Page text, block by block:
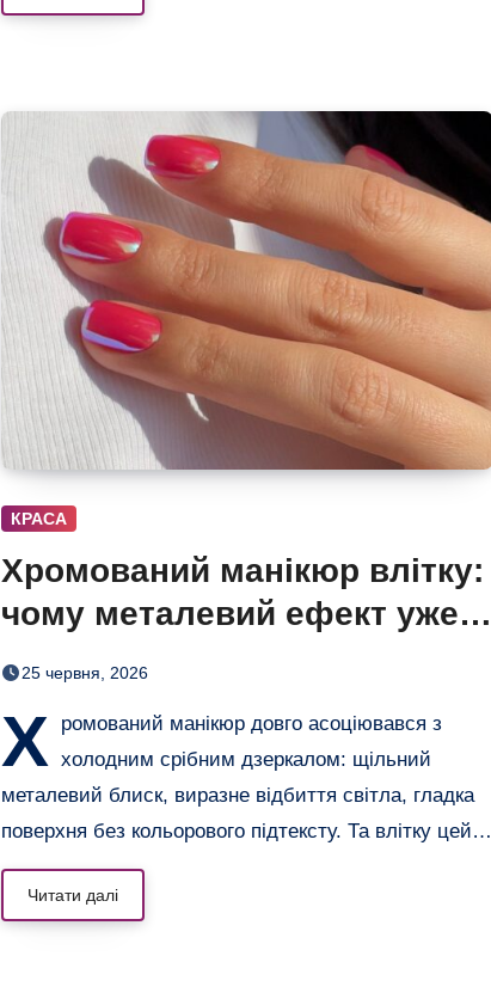
КРАСА
Хромований манікюр влітку:
чому металевий ефект уже
не лише сріблястий
25 червня, 2026
Х
ромований манікюр довго асоціювався з
холодним срібним дзеркалом: щільний
металевий блиск, виразне відбиття світла, гладка
поверхня без кольорового підтексту. Та влітку цей…
Читати далі